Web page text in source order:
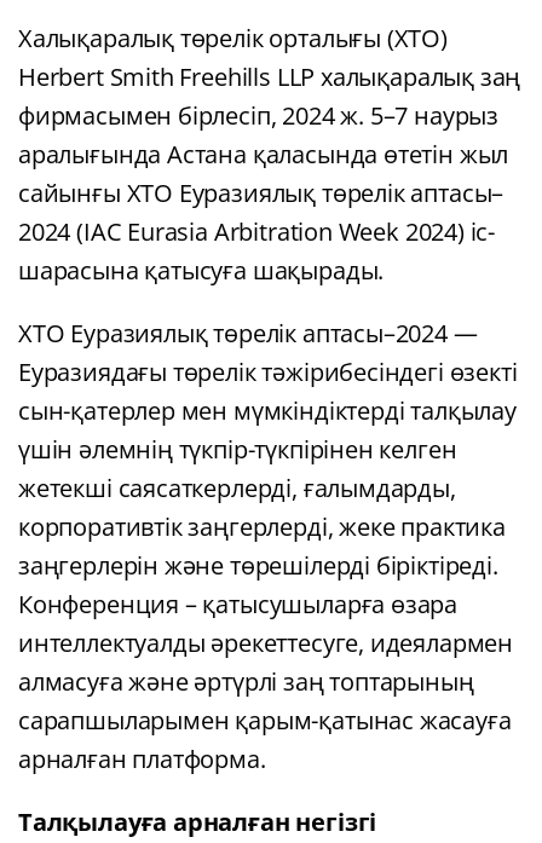
Халықаралық төрелік орталығы (ХТО)
Herbert Smith Freehills LLP халықаралық заң
фирмасымен бірлесіп, 2024 ж. 5–7 наурыз
аралығында Астана қаласында өтетін жыл
сайынғы ХТО Еуразиялық төрелік аптасы–
2024 (IAC Eurasia Arbitration Week 2024) іс-
шарасына қатысуға шақырады.
ХТО Еуразиялық төрелік аптасы–2024 —
Еуразиядағы төрелік тәжірибесіндегі өзекті
сын-қатерлер мен мүмкіндіктерді талқылау
үшін әлемнің түкпір-түкпірінен келген
жетекші саясаткерлерді, ғалымдарды,
корпоративтік заңгерлерді, жеке практика
заңгерлерін және төрешілерді біріктіреді.
Конференция – қатысушыларға өзара
интеллектуалды әрекеттесуге, идеялармен
алмасуға және әртүрлі заң топтарының
сарапшыларымен қарым-қатынас жасауға
арналған платформа.
Талқылауға арналған негізгі